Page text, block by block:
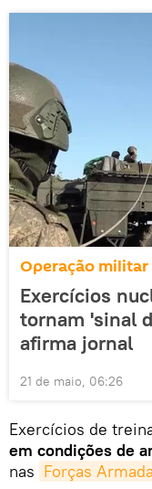
Operação
Exercícios
tornam 'sinal
afirma jornal
21 de maio, 06:26
Exercícios de
em condições de
nas Forças